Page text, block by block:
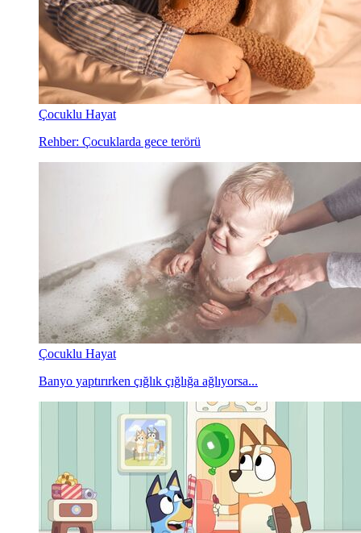
Çocuklu Hayat
Rehber: Çocuklarda gece terörü
Çocuklu Hayat
Banyo yaptırırken çığlık çığlığa ağlıyorsa...